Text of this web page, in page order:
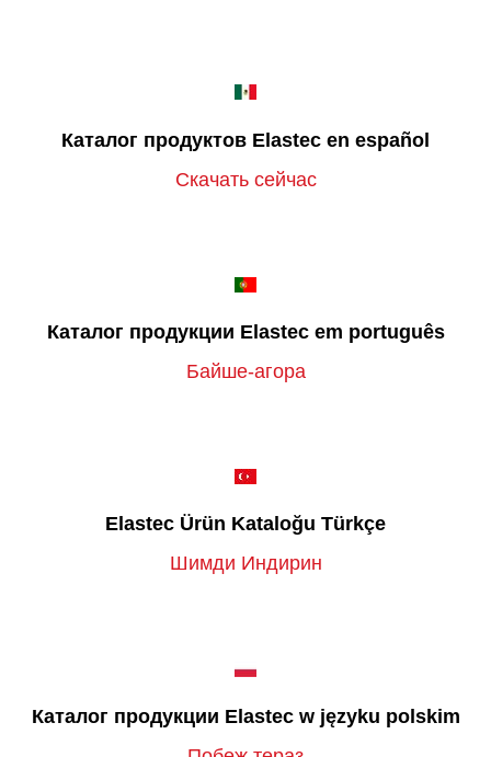
Каталог продуктов Elastec en español
Скачать сейчас
Каталог продукции Elastec em português
Байше-агора
Elastec Ürün Kataloğu Türkçe
Шимди Индирин
Каталог продукции Elastec w języku polskim